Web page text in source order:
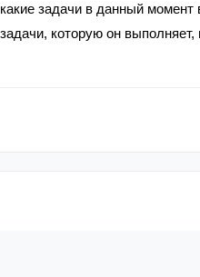
задачи в данный
которую он